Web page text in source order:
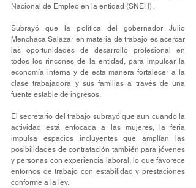
Nacional de Empleo en la entidad (SNEH).
Subrayó que la política del gobernador Julio
Menchaca Salazar en materia de trabajo es acercar
las oportunidades de desarrollo profesional en
todos los rincones de la entidad, para impulsar la
economía interna y de esta manera fortalecer a la
clase trabajadora y sus familias a través de una
fuente estable de ingresos.
El secretario del trabajo subrayó que aun cuando la
actividad está enfocada a las mujeres, la feria
impulsa espacios incluyentes que amplían las
posibilidades de contratación también para jóvenes
y personas con experiencia laboral, lo que favorece
entornos de trabajo con estabilidad y prestaciones
conforme a la ley.